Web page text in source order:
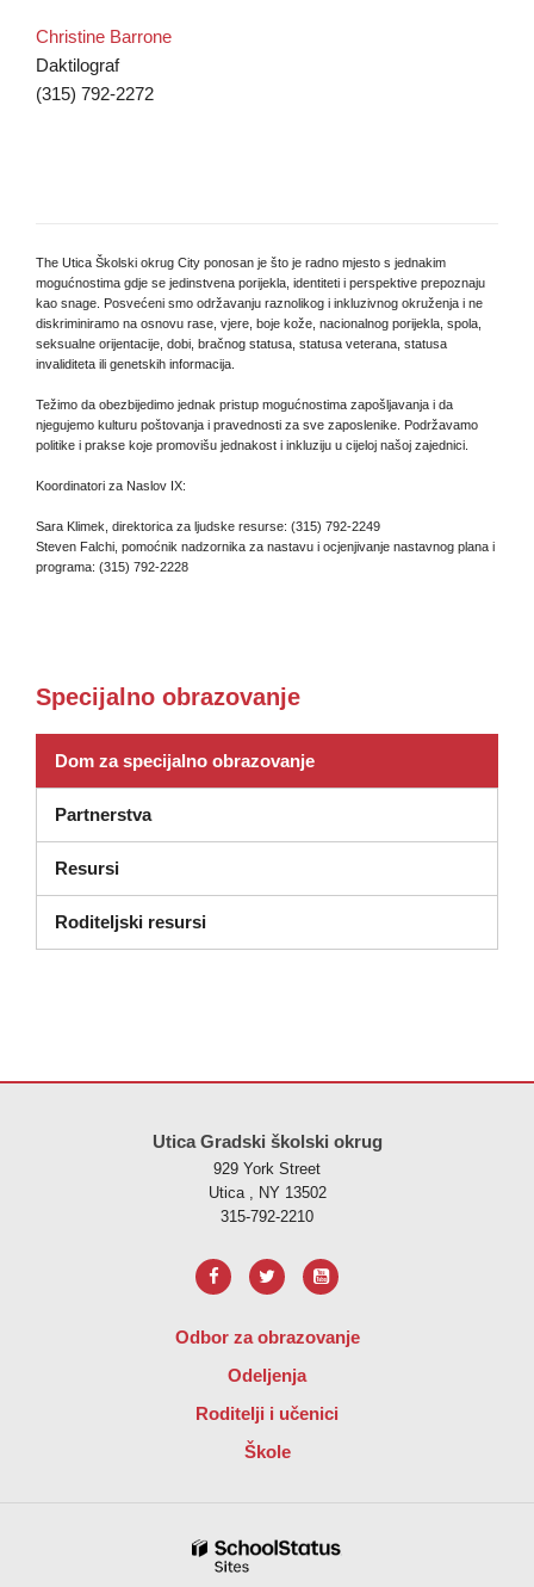
Christine Barrone
Daktilograf
(315) 792-2272
The Utica Školski okrug City ponosan je što je radno mjesto s jednakim
mogućnostima gdje se jedinstvena porijekla, identiteti i perspektive prepoznaju
kao snage. Posvećeni smo održavanju raznolikog i inkluzivnog okruženja i ne
diskriminiramo na osnovu rase, vjere, boje kože, nacionalnog porijekla, spola,
seksualne orijentacije, dobi, bračnog statusa, statusa veterana, statusa
invaliditeta ili genetskih informacija.
Težimo da obezbijedimo jednak pristup mogućnostima zapošljavanja i da
njegujemo kulturu poštovanja i pravednosti za sve zaposlenike. Podržavamo
politike i prakse koje promovišu jednakost i inkluziju u cijeloj našoj zajednici.
Koordinatori za Naslov IX:
Sara Klimek, direktorica za ljudske resurse: (315) 792-2249
Steven Falchi, pomoćnik nadzornika za nastavu i ocjenjivanje nastavnog plana i
programa: (315) 792-2228
Specijalno obrazovanje
Dom za specijalno obrazovanje
Partnerstva
Resursi
Roditeljski resursi
Utica Gradski školski okrug
929 York Street
Utica , NY 13502
315-792-2210
Odbor za obrazovanje
Odeljenja
Roditelji i učenici
Škole